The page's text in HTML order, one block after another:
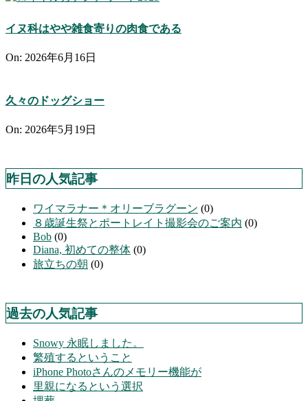
イヌ科はやや雑食寄りの肉食である
On: 2026年6月16日
久々のドッグショー
On: 2026年5月19日
昨日の人気記事
ワイマラナー＊オリーブラグーン (0)
８歳誕生祭とポートレイト撮影会のご案内 (0)
Bob (0)
Diana, 初めての整体 (0)
旅立ちの朝 (0)
過去の人気記事
Snowy 永眠しました。
繁殖するということ
iPhone Photoさんのメモリー機能が
里親になるという選択